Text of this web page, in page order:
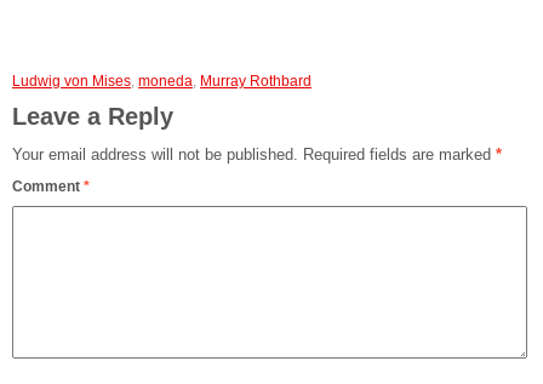
Ludwig von Mises, moneda, Murray Rothbard
Leave a Reply
Your email address will not be published. Required fields are marked *
Comment *